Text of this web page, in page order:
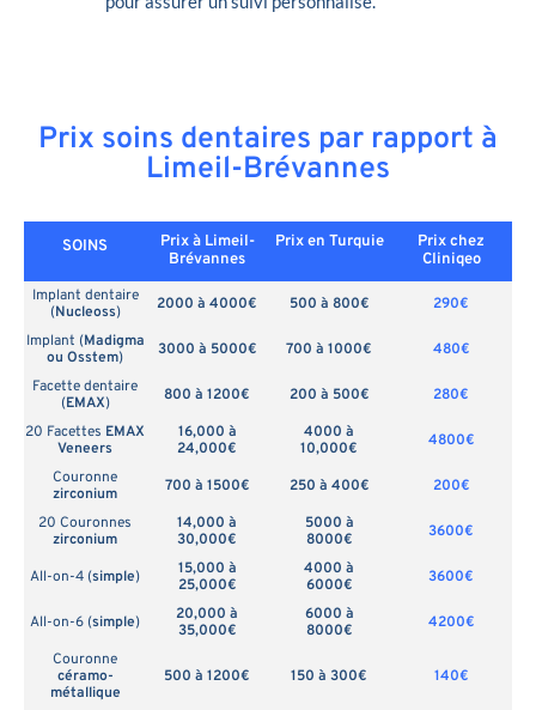
Prix soins dentaires par rapport à
Limeil-Brévannes
SOINS
Prix à Limeil-
Brévannes
Prix en Turquie
Prix chez
Cliniqeo
Implant dentaire
(Nucleoss) 2000 à 4000€ 500 à 800€
290€
Implant (Madigma
ou Osstem) 3000 à 5000€ 700 à 1000€
480€
Facette dentaire
(EMAX) 800 à 1200€ 200 à 500€
280€
20 Facettes EMAX
Veneers
16,000 à
24,000€
4000 à
10,000€
4800€
Couronne
zirconium
700 à 1500€ 250 à 400€
200€
20 Couronnes
zirconium
14,000 à
30,000€
5000 à
8000€
3600€
All-on-4 (simple)
15,000 à
25,000€
4000 à
6000€
3600€
All-on-6 (simple)
20,000 à
35,000€
6000 à
8000€
4200€
Couronne
céramo-
métallique
500 à 1200€ 150 à 300€ 140€